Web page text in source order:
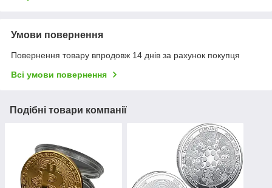
Умови повернення
Повернення товару впродовж 14 днів за рахунок покупця
Всі умови повернення
Подібні товари компанії